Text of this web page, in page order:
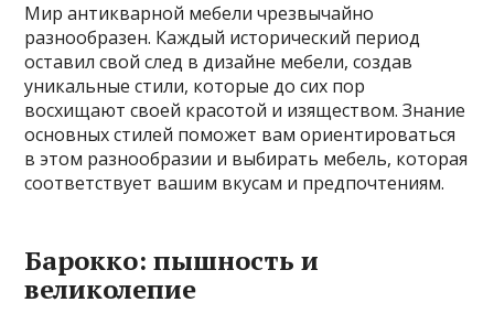
Мир антикварной мебели чрезвычайно
разнообразен. Каждый исторический период
оставил свой след в дизайне мебели, создав
уникальные стили, которые до сих пор
восхищают своей красотой и изяществом. Знание
основных стилей поможет вам ориентироваться
в этом разнообразии и выбирать мебель, которая
соответствует вашим вкусам и предпочтениям.
Барокко: пышность и
великолепие